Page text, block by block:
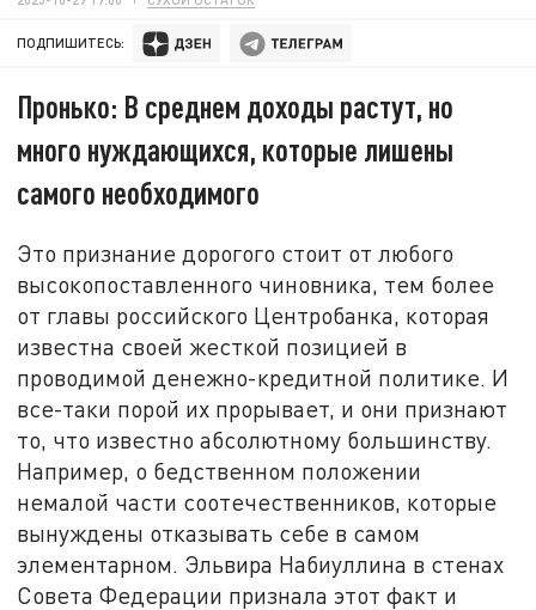
ПОДПИШИТЕСЬ:
Пронько: В среднем доходы растут, но
много нуждающихся, которые лишены
самого необходимого
Это признание дорогого стоит от любого
высокопоставленного чиновника, тем более
от главы российского Центробанка, которая
известна своей жесткой позицией в
проводимой денежно-кредитной политике. И
все-таки порой их прорывает, и они признают
то, что известно абсолютному большинству.
Например, о бедственном положении
немалой части соотечественников, которые
вынуждены отказывать себе в самом
элементарном. Эльвира Набиуллина в стенах
Совета Федерации признала этот факт и